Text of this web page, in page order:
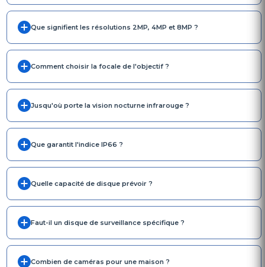
Que signifient les résolutions 2MP, 4MP et 8MP ?
Comment choisir la focale de l'objectif ?
Jusqu'où porte la vision nocturne infrarouge ?
Que garantit l'indice IP66 ?
Quelle capacité de disque prévoir ?
Faut-il un disque de surveillance spécifique ?
Combien de caméras pour une maison ?